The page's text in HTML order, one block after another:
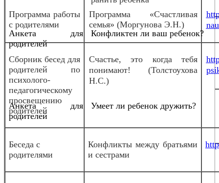
Анкета для
родителей
Конфликтен ли ваш ребенок?
Анкета для
родителей
Умеет ли ребенок дружить?
Программа работы
с родителями
Программа «Счастливая
семья» (Моргунова Э.Н.)
Сборник бесед для
родителей по
психолого-
педагогическому
просвещению
родителей
Счастье, это когда тебя
понимают! (Толстоухова
Н.С.)
Беседа с
родителями
Конфликты между братьями
и сестрами